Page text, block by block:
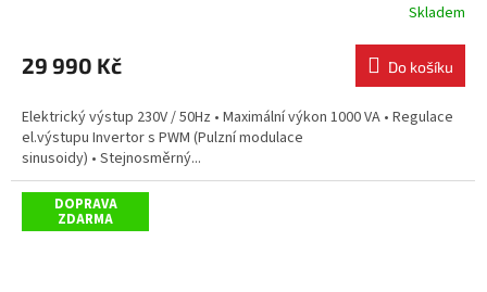
Skladem
29 990 Kč Do košíku
Elektrický výstup 230V / 50Hz • Maximální výkon 1000 VA • Regulace
el.výstupu Invertor s PWM (Pulzní modulace
sinusoidy) • Stejnosměrný...
DOPRAVA
ZDARMA